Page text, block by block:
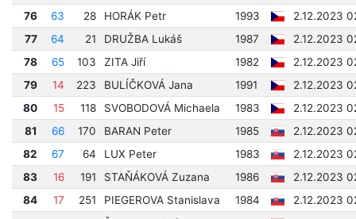
76
63 28 HORÁK Petr 1993
2.12.2023
77
64 21 DRUŽBA Lukáš 1987
2.12.2023
78
65 103 ZITA Jiří 1982
2.12.2023
79
14 223 BULÍČKOVÁ Jana 1991
2.12.2023
80
15 118 SVOBODOVÁ Michaela 1983
2.12.2023
81
66 170 BARAN Peter 1985
2.12.2023
82
67 64 LUX Peter 1983
2.12.2023
83
16 191 STAŇÁKOVÁ Zuzana 1986
2.12.2023
84
17 251 PIEGEROVA Stanislava 1984
2.12.2023